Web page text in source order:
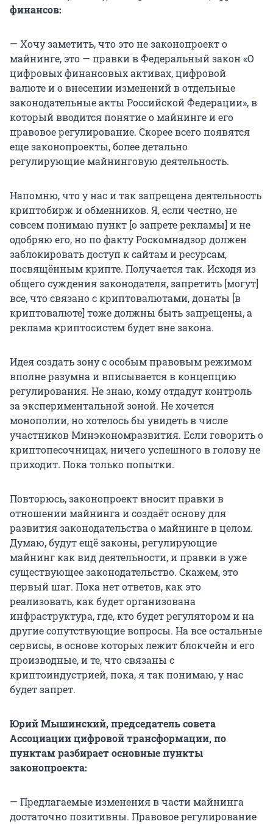
финансов:
— Хочу заметить, что это не законопроект о
майнинге, это — правки в Федеральный закон «О
цифровых финансовых активах, цифровой
валюте и о внесении изменений в отдельные
законодательные акты Российской Федерации», в
который вводится понятие о майнинге и его
правовое регулирование. Скорее всего появятся
еще законопроекты, более детально
регулирующие майнинговую деятельность.
Напомню, что у нас и так запрещена деятельность
криптобирж и обменников. Я, если честно, не
совсем понимаю пункт [о запрете рекламы] и не
одобряю его, но по факту Роскомнадзор должен
заблокировать доступ к сайтам и ресурсам,
посвящённым крипте. Получается так. Исходя из
общего суждения законодателя, запретить [могут]
все, что связано с криптовалютами, донаты [в
криптовалюте] тоже должны быть запрещены, а
реклама криптосистем будет вне закона.
Идея создать зону с особым правовым режимом
вполне разумна и вписывается в концепцию
регулирования. Не знаю, кому отдадут контроль
за экспериментальной зоной. Не хочется
монополии, но хотелось бы увидеть в числе
участников Минэкономразвития. Если говорить о
криптопесочницах, ничего успешного в голову не
приходит. Пока только попытки.
Повторюсь, законопроект вносит правки в
отношении майнинга и создаёт основу для
развития законодательства о майнинге в целом.
Думаю, будут ещё законы, регулирующие
майнинг как вид деятельности, и правки в уже
существующее законодательство. Скажем, это
первый шаг. Пока нет ответов, как это
реализовать, как будет организована
инфраструктура, где, кто будет регулятором и на
другие сопутствующие вопросы. На все остальные
сервисы, в основе которых лежит блокчейн и его
производные, и те, что связаны с
криптоиндустрией, пока, я так понимаю, у нас
будет запрет.
Юрий Мышинский, председатель совета
Ассоциации цифровой трансформации, по
пунктам разбирает основные пункты
законопроекта:
— Предлагаемые изменения в части майнинга
достаточно позитивны. Правовое регулирование